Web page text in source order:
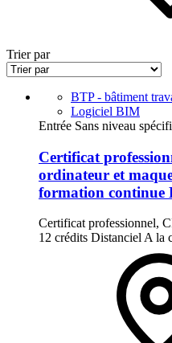
Trier par
BTP - bâtiment
Logiciel BIM
Entrée Sans niveau
Certificat
ordinateur et
formation continue
Certificat professionnel,
12 crédits Distanciel A la